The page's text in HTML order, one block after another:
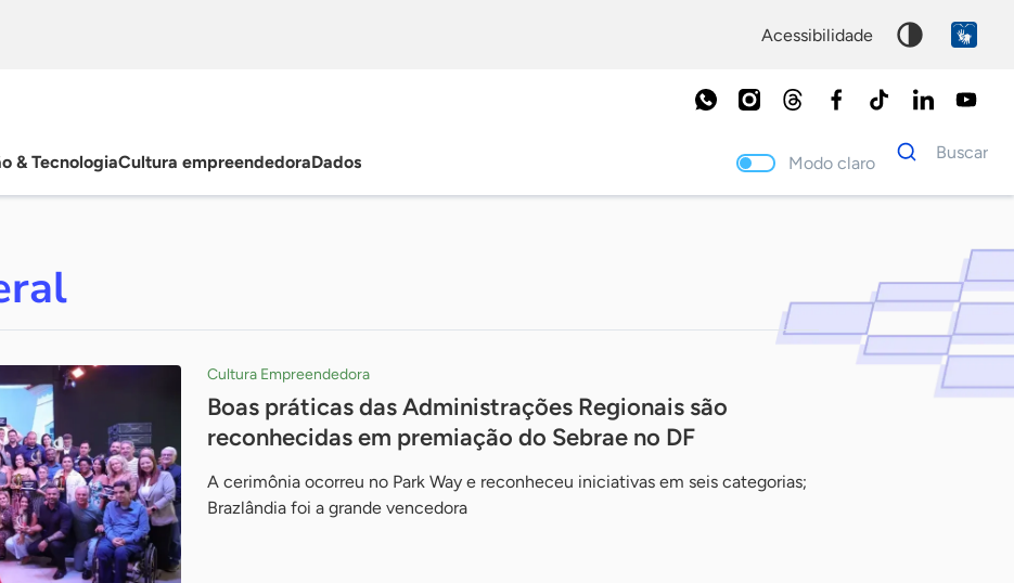
acessibilidade
& TecnologiaCultura empreendedoraDados Modo claro
Dados
para
Buscar
Cultura Empreendedora
Boas práticas das Administrações Regionais são
reconhecidas em premiação do Sebrae no DF
A cerimônia ocorreu no Park Way e reconheceu iniciativas em seis categorias;
Brazlândia foi a grande vencedora